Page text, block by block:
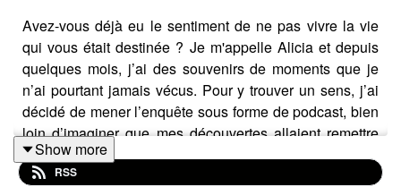
Avez-vous déjà eu le sentiment de ne pas vivre la vie
qui vous était destinée ? Je m'appelle Alicia et depuis
quelques mois, j’ai des souvenirs de moments que je
n’ai pourtant jamais vécus. Pour y trouver un sens, j’ai
décidé de mener l’enquête sous forme de podcast, bien
loin d’imaginer que mes découvertes allaient remettre
en cause tout ce que je croyais savoir sur mon passé...
et notre réalité.
Show more
RSS